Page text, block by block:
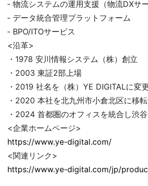
‐ 物流システムの運用支援（物流DXサ
‐ データ統合管理プラットフォーム
‐ BPO/ITOサービス
<沿革>
・1978 安川情報システム（株）創立
・2003 東証2部上場
・2019 社名を（株）YE DIGITALに変
・2020 本社を北九州市小倉北区に移転
・2024 首都圏のオフィスを統合し渋
<企業ホームページ>
https://www.ye-digital.com/
<関連リンク>
https://www.ye-digital.com/jp/